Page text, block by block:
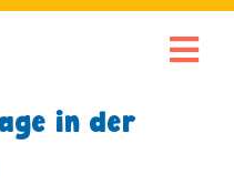
in der